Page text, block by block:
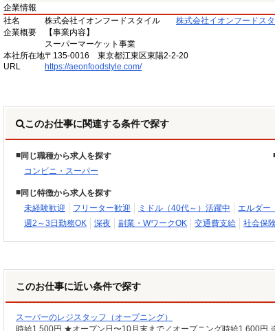
企業情報
社名
株式会社イオンフードスタイル
株式会社イオンフードス
企業概要
【事業内容】
スーパーマーケット事業
本社所在地〒135-0016 東京都江東区東陽2-2-20
URL
https://aeonfoodstyle.com/
このお仕事に関連する条件で探す
同じ職種から求人を探す
コンビニ・スーパー
同じ特徴から求人を探す
未経験歓迎
フリーター歓迎 ミドル（40代～）活躍中 エルダー
週2～3日勤務OK
深夜 副業・WワークOK 交通費支給 社会保
このお仕事に近い条件で探す
スーパーのレジスタッフ（オープニング）